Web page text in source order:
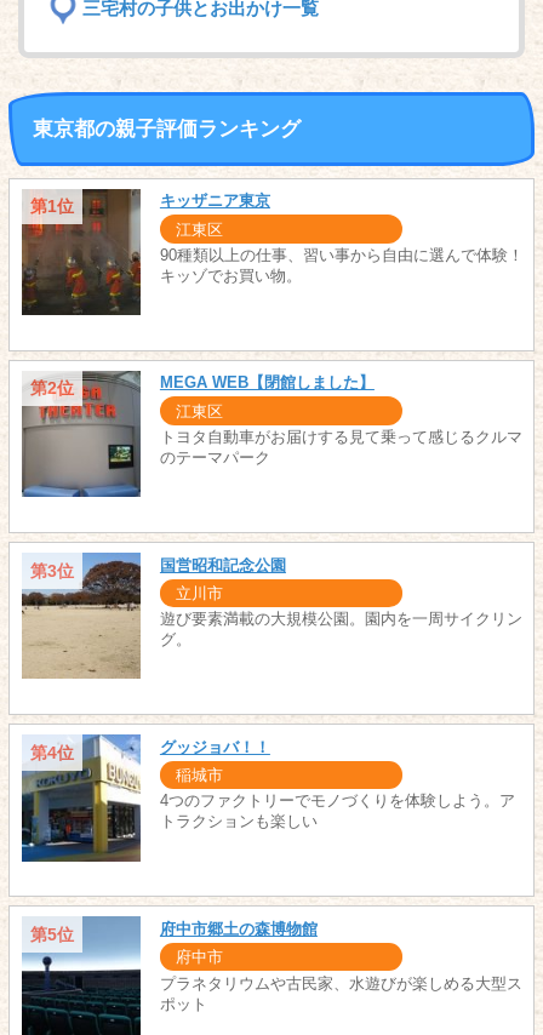
三宅村の子供とお出かけ一覧
東京都の親子評価ランキング
第1位 キッザニア東京
江東区
90種類以上の仕事、習い事から自由に選んで体験！
キッゾでお買い物。
第2位 MEGA WEB【閉館しました】
江東区
トヨタ自動車がお届けする見て乗って感じるクルマ
のテーマパーク
第3位 国営昭和記念公園
立川市
遊び要素満載の大規模公園。園内を一周サイクリン
グ。
第4位 グッジョバ！！
稲城市
4つのファクトリーでモノづくりを体験しよう。ア
トラクションも楽しい
第5位 府中市郷土の森博物館
府中市
プラネタリウムや古民家、水遊びが楽しめる大型ス
ポット